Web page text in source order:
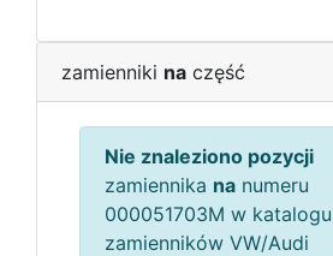
zamienniki na część
Nie znaleziono pozycji
zamiennika na numeru
000051703M w katalogu
zamienników VW/Audi